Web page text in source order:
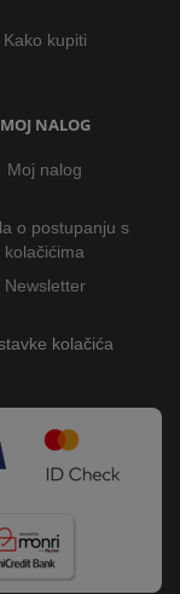
Kako kupiti
MOJ NALOG
Moj nalog
o postupanju s
kolačićima
Newsletter
kolačića